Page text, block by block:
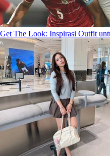
Get The Look: Inspirasi Outfit